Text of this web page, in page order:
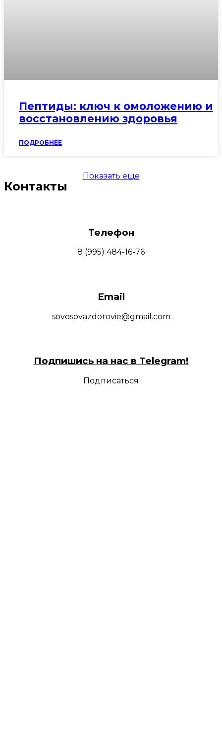
Пептиды: ключ к омоложению и
восстановлению здоровья
ПОДРОБНЕЕ
Показать еще
Контакты
Телефон
8 (995) 484-16-76
Email
sovosovazdorovie@gmail.com
Подпишись на нас в Telegram!
Подписаться